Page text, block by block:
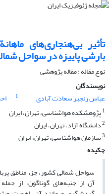
تأثیر بی‌هنجاری‌های
بارشی پاییزه در سواحل
نوع مقاله : مقاله پژوهشی‌
نویسندگان
عباس رنجبر سعادت آبادی
1
1پژوهشکده هواشناسی، تهران، ایران
2دانشگاه آزاد، تهران، ایران
3سازمان هواشناسی، تهران، ایران
چکیده
سواحل شمالی کشور، جزء مناطق
آن از جنبه‌‌های گوناگون، از